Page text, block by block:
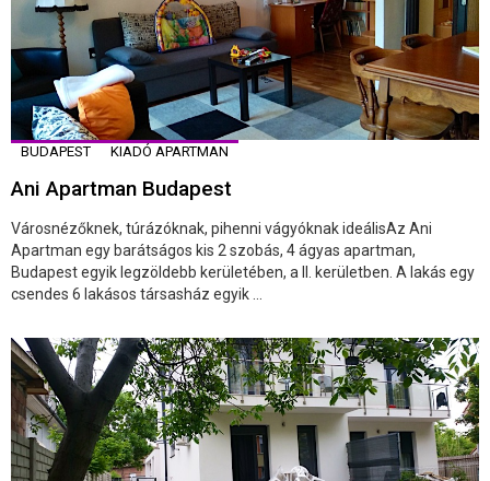
BUDAPEST KIADÓ APARTMAN
Ani Apartman Budapest
Városnézőknek, túrázóknak, pihenni vágyóknak ideálisAz Ani
Apartman egy barátságos kis 2 szobás, 4 ágyas apartman,
Budapest egyik legzöldebb kerületében, a II. kerületben. A lakás egy
csendes 6 lakásos társasház egyik ...